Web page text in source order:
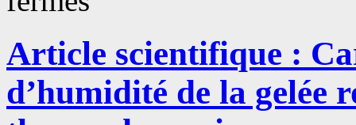
Développement
d’un
cocktail
de
bactériophages
Article scientifique :
d’humidité de la gelée